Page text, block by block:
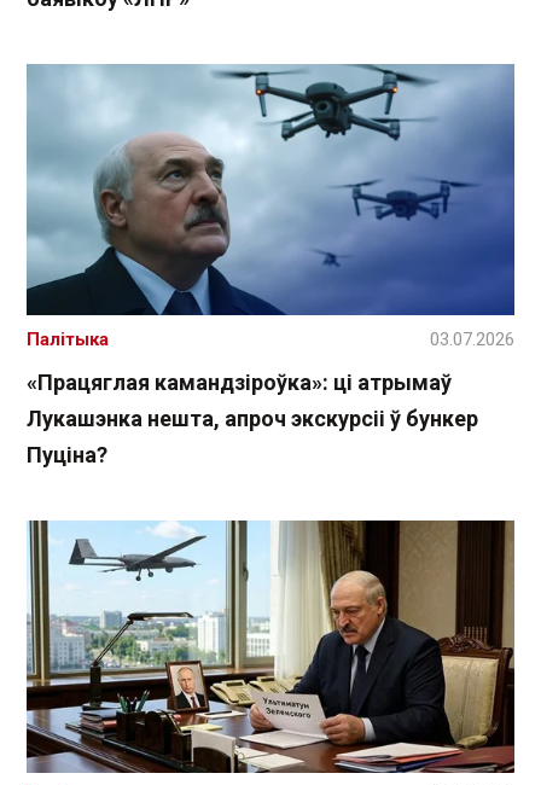
«Працяглая камандзіроўка»: ці атрымаў
Лукашэнка нешта, апроч экскурсіі ў бункер
Пуціна?
Палітыка 03.07.2026